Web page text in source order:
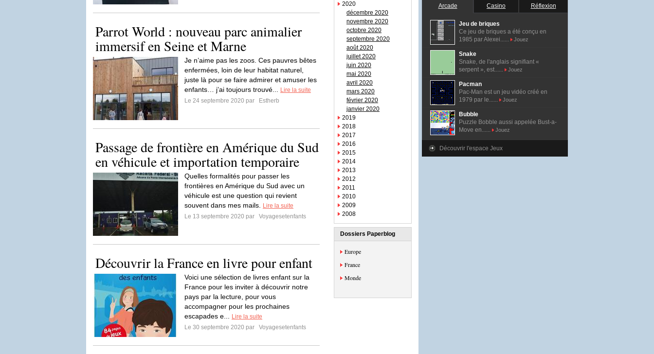
Parrot World : nouveau parc animalier
immersif en Seine et Marne
Je n’aime pas les zoos. Ces pauvres bêtes
enfermées, loin de leur habitat naturel,
juste là pour se faire admirer et amuser les
enfants… j’ai toujours trouvé...
Lire la suite
Le 24 septembre 2020 par
Estherb
Passage de frontière en Amérique du Sud
en véhicule et importation temporaire
Quelles formalités pour passer les
frontières en Amérique du Sud avec un
véhicule est une question qui revient
souvent dans mes mails.
Lire la suite
Le 13 septembre 2020 par
Voyagesetenfants
Découvrir la France en livre pour enfant
Voici une sélection de livres enfant sur la
France pour les inviter à découvrir notre
pays par la lecture, pour vous
accompagner pour les prochaines
escapades e...
Lire la suite
Le 30 septembre 2020 par
Voyagesetenfants
2020
décembre 2020
novembre 2020
octobre 2020
septembre 2020
août 2020
juillet 2020
juin 2020
mai 2020
avril 2020
mars 2020
février 2020
janvier 2020
2019
2018
2017
2016
2015
2014
2013
2012
2011
2010
2009
2008
Dossiers Paperblog
Europe
France
Monde
Arcade Casino Réflexion
Jeu de briques
Ce jeu de briques a été conçu en
1985 par Alexei......
Jouez
Snake
Snake, de l'anglais signifiant «
serpent », est......
Jouez
Pacman
Pac-Man est un jeu vidéo créé en
1979 par le......
Jouez
Bubble
Puzzle Bobble aussi appelée Bust-a-
Move en......
Jouez
Découvrir l'espace Jeux